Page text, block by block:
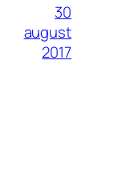
30
august
2017